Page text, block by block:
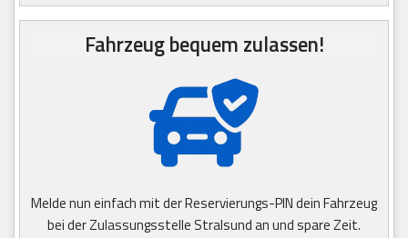
Fahrzeug bequem zulassen!
Melde nun einfach mit der Reservierungs-PIN dein Fahrzeug
bei der Zulassungsstelle Stralsund an und spare Zeit.